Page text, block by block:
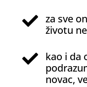
 za sve
životu
 kao i da
novac,